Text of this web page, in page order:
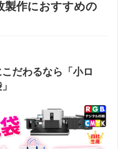
製作におすすめの
だわるなら「小ロ